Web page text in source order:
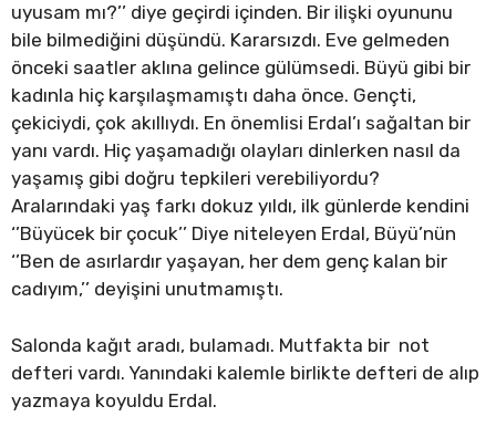
uyusam mı?’’ diye geçirdi içinden. Bir ilişki oyununu
bile bilmediğini düşündü. Kararsızdı. Eve gelmeden
önceki saatler aklına gelince gülümsedi. Büyü gibi bir
kadınla hiç karşılaşmamıştı daha önce. Gençti,
çekiciydi, çok akıllıydı. En önemlisi Erdal’ı sağaltan bir
yanı vardı. Hiç yaşamadığı olayları dinlerken nasıl da
yaşamış gibi doğru tepkileri verebiliyordu?
Aralarındaki yaş farkı dokuz yıldı, ilk günlerde kendini
‘’Büyücek bir çocuk’’ Diye niteleyen Erdal, Büyü’nün
‘’Ben de asırlardır yaşayan, her dem genç kalan bir
cadıyım,’’ deyişini unutmamıştı.
Salonda kağıt aradı, bulamadı. Mutfakta bir not
defteri vardı. Yanındaki kalemle birlikte defteri de alıp
yazmaya koyuldu Erdal.